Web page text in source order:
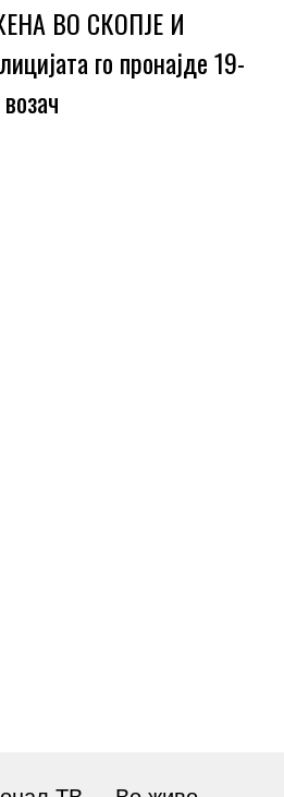
ВО СКОПЈЕ И
го пронајде 19-